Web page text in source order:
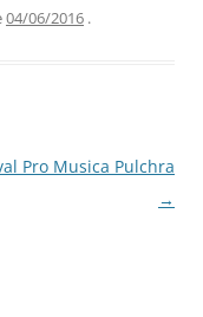
04/06/2016 .
Pro Musica Pulchra
→